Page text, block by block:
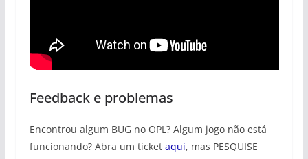
Feedback e problemas
Encontrou algum BUG no OPL? Algum jogo não está
funcionando? Abra um ticket aqui, mas PESQUISE